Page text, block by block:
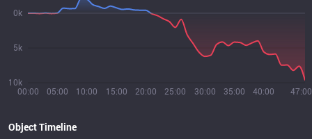
00:00 05:00 10:00 15:00 20:00 25:00 30:00 35:00 40:00 47:00
10k
5k
0k
Object Timeline